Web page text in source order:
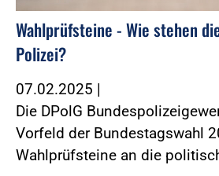
Wahlprüfsteine - Wie stehen
Polizei?
07.02.2025 |
Die DPolG
Vorfeld der Bundestagswahl
Wahlprüfsteine an die